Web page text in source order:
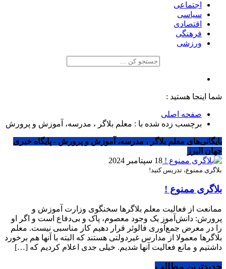
اجتماعی
سیاسی
اقتصادی
فرهنگی
ورزشی
شما اینجا هستید :
صفحه اصلی
برچسب زده شده با : معلم بلاگر ، مدرسه، آموزش و پرورش
بایگانی‌های معلم بلاگر ، مدرسه، آموزش و پرورش - پایگاه خبری
جهان البرز
18 سپتامبر 2024
بلاگری ممنوع، تدریس کنید!
بلاگری ممنوع !
ممانعت از فعالیت معلم بلاگرها سخنگوی وزارت آموزش و
پرورش: دانش‌آموز یک وجود معصوم، پاک و بی‌دفاع است و اگر او
را در معرض جمع‌آوری فالوئر قرار دهیم کار مناسبی نیست. معلم
بلاگرها معمولا از مدارس غیردولتی هستند که البته با آنها هم برخورد
داشتیم و مانع فعالیت آنها شدیم. خیلی جدی اعلام کردیم که […]
جدیدترین مطالب